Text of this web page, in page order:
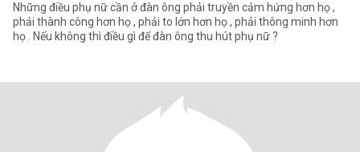
Những điều phụ nữ cần ở đàn ông phải truyền cảm hứng hơn họ ,
phải thành công hơn họ , phải to lớn hơn họ , phải thông minh hơn
họ . Nếu không thì điều gì để đàn ông thu hút phụ nữ ?